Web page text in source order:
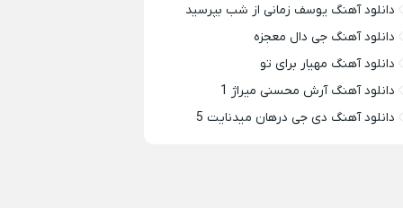
دانلود آهنگ یوسف زمانی از شب بپرسید
دانلود آهنگ جی دال معجزه
دانلود آهنگ مهیار برای تو
دانلود آهنگ آرش محسنی میراژ 1
دانلود آهنگ دی جی درهان میدنایت 5